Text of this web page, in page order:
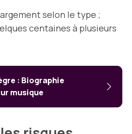
selon le type ;
centaines à plusieurs
: Biographie
musique